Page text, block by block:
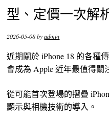
型、定價一次解
2026-05-08byadmin
近期關於 iPhone 18 的各種
會成為 Apple 近年最值得關
從可能首次登場的摺疊
顯示與相機技術的導入。